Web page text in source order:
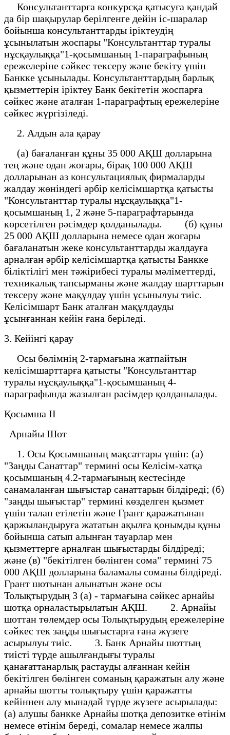
Консультанттарға конкурсқа қатысуға қандай
да бір шақырулар берілгенге дейін іс-шаралар
бойынша консультанттарды іріктеудің
ұсынылатын жоспары "Консультанттар туралы
нұсқаулыққа"1-қосымшаның 1-параграфының
ережелеріне сәйкес тексеру және бекіту үшін
Банкке ұсынылады. Консультанттардың барлық
қызметтерін іріктеу Банк бекітетін жоспарға
сәйкес және аталған 1-параграфтың ережелеріне
сәйкес жүргізіледі.
2. Алдын ала қарау
(а) бағаланған құны 35 000 АҚШ долларына
тең және одан жоғары, бірақ 100 000 АҚШ
долларынан аз консультациялық фирмаларды
жалдау жөніндегі әрбір келісімшартқа қатысты
"Консультанттар туралы нұсқаулыққа"1-
қосымшаның 1, 2 және 5-параграфтарында
көрсетілген рәсімдер қолданылады. (б) құны
25 000 АҚШ долларына немесе одан жоғары
бағаланатын жеке консультанттарды жалдауға
арналған әрбір келісімшартқа қатысты Банкке
біліктілігі мен тәжірибесі туралы мәліметтерді,
техникалық тапсырманы және жалдау шарттарын
тексеру және мақұлдау үшін ұсынылуы тиіс.
Келісімшарт Банк аталған мақұлдауды
ұсынғаннан кейін ғана беріледі.
3. Кейінгі қарау
Осы бөлімнің 2-тармағына жатпайтын
келісімшарттарға қатысты "Консультанттар
туралы нұсқаулыққа"1-қосымшаның 4-
параграфында жазылған рәсімдер қолданылады.
Қосымша II
Арнайы Шот
1. Осы Қосымшаның мақсаттары үшін: (а)
"Заңды Санаттар" термині осы Келісім-хатқа
қосымшаның 4.2-тармағының кестесінде
санамаланған шығыстар санаттарын білдіреді; (б)
"заңды шығыстар" термині көзделген қызмет
үшін талап етілетін және Грант қаражатынан
қаржыландыруға жататын ақылға қонымды құны
бойынша сатып алынған тауарлар мен
қызметтерге арналған шығыстарды білдіреді;
және (в) "бекітілген бөлінген сома" термині 75
000 АҚШ долларына баламалы соманы білдіреді.
Грант шотынан алынатын және осы
Толықтырудың 3 (а) - тармағына сәйкес арнайы
шотқа орналастырылатын АҚШ. 2. Арнайы
шоттан төлемдер осы Толықтырудың ережелеріне
сәйкес тек заңды шығыстарға ғана жүзеге
асырылуы тиіс. 3. Банк Арнайы шоттың
тиісті түрде ашылғандығы туралы
қанағаттанарлық растауды алғаннан кейін
бекітілген бөлінген соманың қаражатын алу және
арнайы шотты толықтыру үшін қаражатты
кейіннен алу мынадай түрде жүзеге асырылады:
(а) алушы банкке Арнайы шотқа депозитке өтінім
немесе өтінім береді, сомалар немесе жалпы